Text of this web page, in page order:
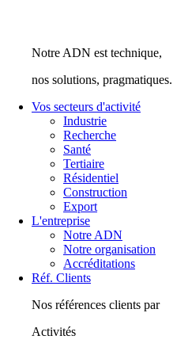
Notre ADN est technique,
nos solutions, pragmatiques.
Vos secteurs d'activité
Industrie
Recherche
Santé
Tertiaire
Résidentiel
Construction
Export
L'entreprise
Notre ADN
Notre organisation
Accréditations
Réf. Clients
Nos références clients par
Activités